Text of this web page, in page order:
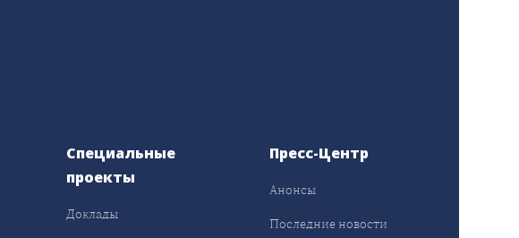
Специальные
проекты
Доклады
Пресс-Центр
Анонсы
Последние новости